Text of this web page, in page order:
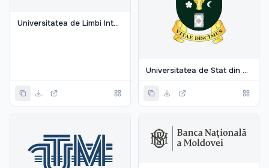
Universitatea de Limbi Internaționale din Moldova
Universitatea de Stat din Moldova